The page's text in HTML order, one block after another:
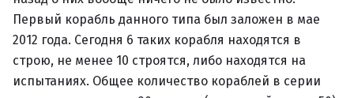
Первый корабль данного типа был заложен в мае
2012 года. Сегодня 6 таких корабля находятся в
строю, не менее 10 строятся, либо находятся на
испытаниях. Общее количество кораблей в серии